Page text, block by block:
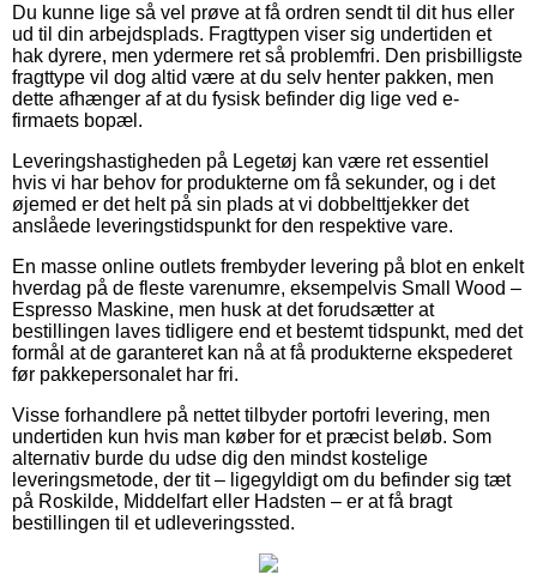
Du kunne lige så vel prøve at få ordren sendt til dit hus eller
ud til din arbejdsplads. Fragttypen viser sig undertiden et
hak dyrere, men ydermere ret så problemfri. Den prisbilligste
fragttype vil dog altid være at du selv henter pakken, men
dette afhænger af at du fysisk befinder dig lige ved e-
firmaets bopæl.
Leveringshastigheden på Legetøj kan være ret essentiel
hvis vi har behov for produkterne om få sekunder, og i det
øjemed er det helt på sin plads at vi dobbelttjekker det
anslåede leveringstidspunkt for den respektive vare.
En masse online outlets frembyder levering på blot en enkelt
hverdag på de fleste varenumre, eksempelvis Small Wood –
Espresso Maskine, men husk at det forudsætter at
bestillingen laves tidligere end et bestemt tidspunkt, med det
formål at de garanteret kan nå at få produkterne ekspederet
før pakkepersonalet har fri.
Visse forhandlere på nettet tilbyder portofri levering, men
undertiden kun hvis man køber for et præcist beløb. Som
alternativ burde du udse dig den mindst kostelige
leveringsmetode, der tit – ligegyldigt om du befinder sig tæt
på Roskilde, Middelfart eller Hadsten – er at få bragt
bestillingen til et udleveringssted.